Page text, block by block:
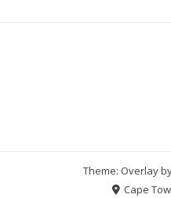
Theme: Overlay
Cape